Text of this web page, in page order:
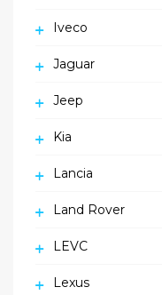
Iveco
Jaguar
Jeep
Kia
Lancia
Land Rover
LEVC
Lexus